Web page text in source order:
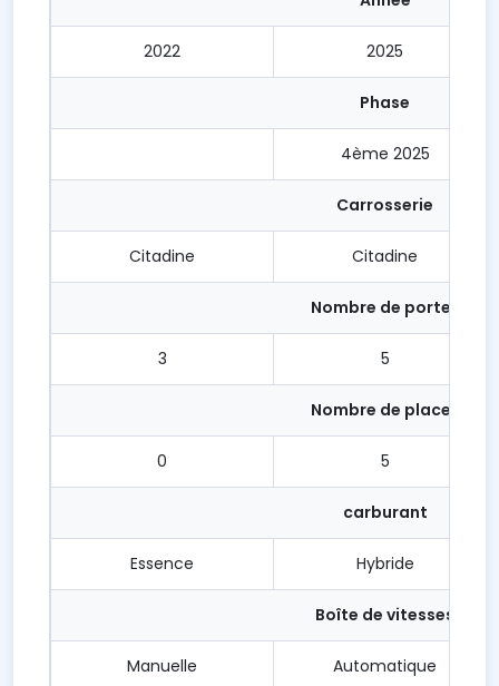
2022 2025
Phase
4ème 2025
Carrosserie
Citadine Citadine
Nombre de portes
3 5
Nombre de places
0 5
carburant
Essence Hybride
Boîte de vitesses
Manuelle Automatique